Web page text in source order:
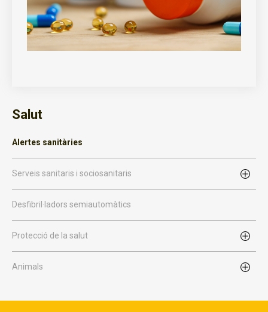
Salut
Alertes sanitàries
Serveis sanitaris i sociosanitaris
Desfibril·ladors semiautomàtics
Protecció de la salut
Animals